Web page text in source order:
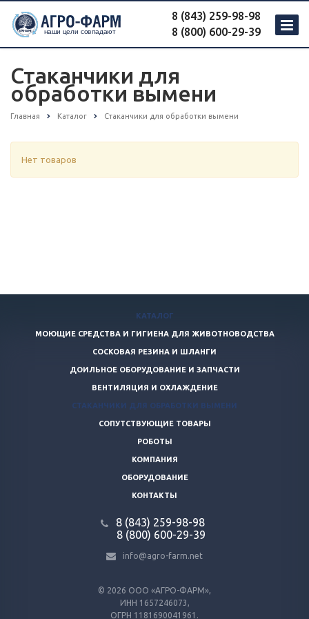
8 (843) 259-98-98
8 (800) 600-29-39
Стаканчики для
обработки вымени
Главная Каталог Стаканчики для обработки вымени
Нет товаров
© 2026 ООО «АГРО-ФАРМ»,
ИНН 1657246073,
ОГРН 1181690041961.
КАТАЛОГ
МОЮЩИЕ СРЕДСТВА И ГИГИЕНА ДЛЯ ЖИВОТНОВОДСТВА
СОСКОВАЯ РЕЗИНА И ШЛАНГИ
ДОИЛЬНОЕ ОБОРУДОВАНИЕ И ЗАПЧАСТИ
ВЕНТИЛЯЦИЯ И ОХЛАЖДЕНИЕ
СТАКАНЧИКИ ДЛЯ ОБРАБОТКИ ВЫМЕНИ
СОПУТСТВУЮЩИЕ ТОВАРЫ
РОБОТЫ
КОМПАНИЯ
ОБОРУДОВАНИЕ
КОНТАКТЫ
8 (843) 259-98-98
8 (800) 600-29-39
info@agro-farm.net